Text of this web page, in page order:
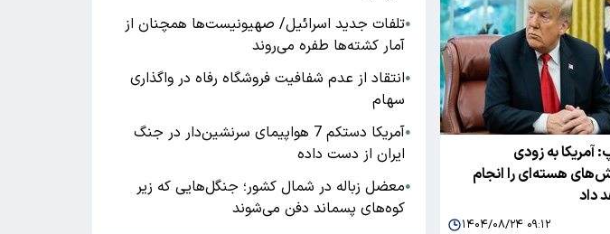
آمریکا به زودی
هسته‌ای را انجام
داد
۱۴۰۴/۰۸/۲۴ ۰۹:۱۲
●تلفات جدید اسرائیل/ صهیونیست‌ها همچنان از
آمار کشته‌ها طفره می‌روند
●انتقاد از عدم شفافیت فروشگاه رفاه در واگذاری
سهام
●
آمریکا دستکم 7 هواپیمای سرنشین‌دار در جنگ
ایران از دست داده
●معضل زباله در شمال کشور؛ جنگل‌هایی که زیر
کوه‌های پسماند دفن می‌شوند